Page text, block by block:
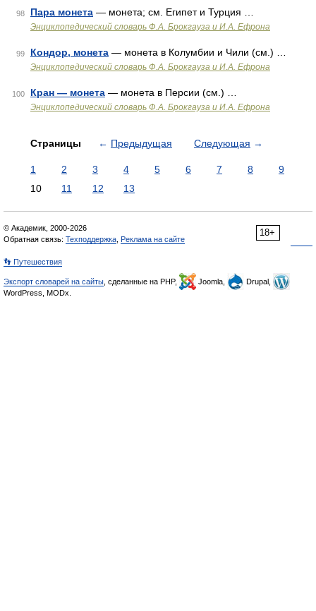
98 Пара монета — монета; см. Египет и Турция …
Энциклопедический словарь Ф.А. Брокгауза и И.А. Ефрона
99 Кондор, монета — монета в Колумбии и Чили (см.) …
Энциклопедический словарь Ф.А. Брокгауза и И.А. Ефрона
100 Кран — монета — монета в Персии (см.) …
Энциклопедический словарь Ф.А. Брокгауза и И.А. Ефрона
Страницы ← Предыдущая Следующая →
1 2 3 4 5 6 7 8
9
10
11 12 13
18+
© Академик, 2000-2026
Обратная связь: Техподдержка Реклама на сайте
👣 Путешествия
Экспорт словарей на сайты , сделанные на PHP, Joomla,
Drupal,
WordPress, MODx.